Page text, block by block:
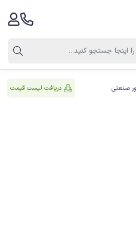
صنعتی دریافت لیست قیمت